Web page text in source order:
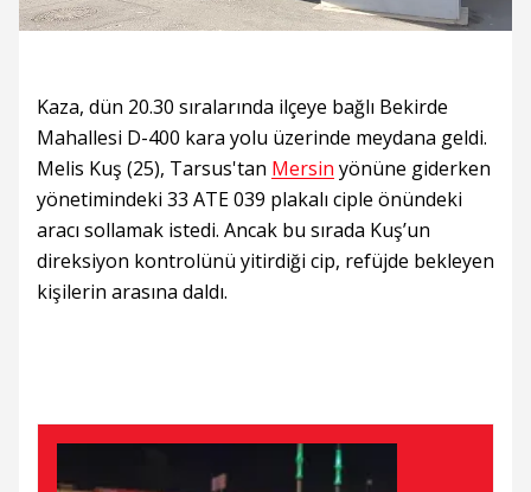
Kaza, dün 20.30 sıralarında ilçeye bağlı Bekirde
Mahallesi D-400 kara yolu üzerinde meydana geldi.
Melis Kuş (25), Tarsus'tan Mersin yönüne giderken
yönetimindeki 33 ATE 039 plakalı ciple önündeki
aracı sollamak istedi. Ancak bu sırada Kuş’un
direksiyon kontrolünü yitirdiği cip, refüjde bekleyen
kişilerin arasına daldı.